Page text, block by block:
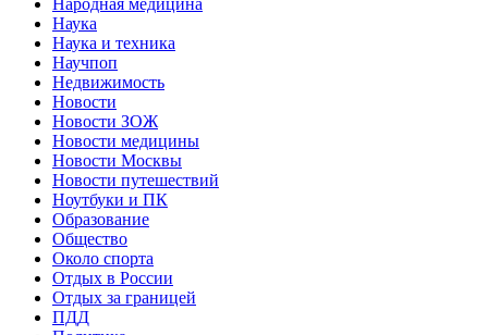
Наука
Наука и техника
Научпоп
Недвижимость
Новости
Новости ЗОЖ
Новости медицины
Новости Москвы
Новости путешествий
Ноутбуки и ПК
Образование
Общество
Около спорта
Отдых в России
Отдых за границей
ПДД